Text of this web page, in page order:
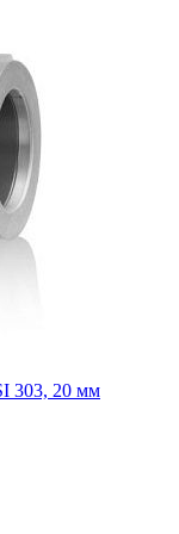
303, 20 мм